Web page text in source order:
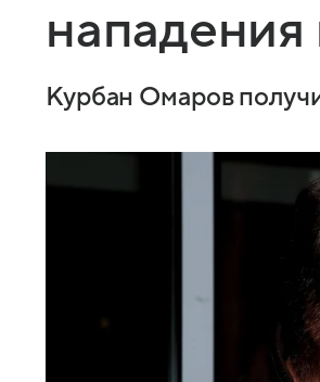
Курбан Омаров